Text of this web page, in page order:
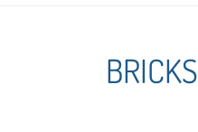
BRICKS